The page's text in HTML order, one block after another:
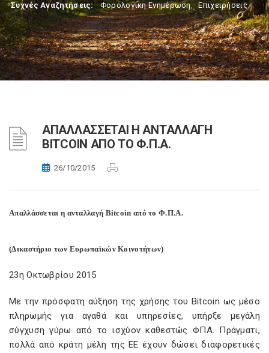
Συχνές Αναζητήσεις: Φορολογικη Ενημέρωση, Επιχειρήσεις
ΑΠΑΛΛΑΣΣΕΤΑΙ Η ΑΝΤΑΛΛΑΓΗ
BITCOIN ΑΠΟ ΤΟ Φ.Π.Α.
26/10/2015
Απαλλάσσεται η ανταλλαγή Bitcoin από το Φ.Π.Α.
(Δικαστήριο των Ευρωπαϊκών Κοινοτήτων)
23η Οκτωβρίου 2015
Με την πρόσφατη αύξηση της χρήσης του Bitcoin ως μέσο
πληρωμής για αγαθά και υπηρεσίες, υπήρξε μεγάλη
σύγχυση γύρω από το ισχύον καθεστώς ΦΠΑ. Πράγματι,
πολλά από κράτη μέλη της ΕΕ έχουν δώσει διαφορετικές